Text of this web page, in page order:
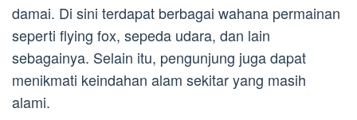
damai. Di sini terdapat berbagai wahana permainan
seperti flying fox, sepeda udara, dan lain
sebagainya. Selain itu, pengunjung juga dapat
menikmati keindahan alam sekitar yang masih
alami.